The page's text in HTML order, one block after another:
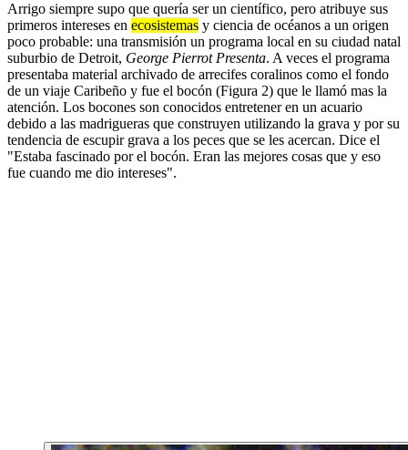
Arrigo siempre supo que quería ser un científico, pero atribuye sus
primeros intereses en ecosistemas y ciencia de océanos a un origen
poco probable: una transmisión un programa local en su ciudad natal
suburbio de Detroit, George Pierrot Presenta. A veces el programa
presentaba material archivado de arrecifes coralinos como el fondo
de un viaje Caribeño y fue el bocón (Figura 2) que le llamó mas la
atención. Los bocones son conocidos entretener en un acuario
debido a las madrigueras que construyen utilizando la grava y por su
tendencia de escupir grava a los peces que se les acercan. Dice el
"Estaba fascinado por el bocón. Eran las mejores cosas que y eso
fue cuando me dio intereses".